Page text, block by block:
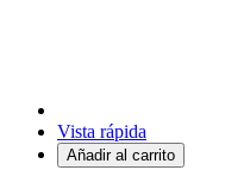
Vista rápida
Añadir al carrito